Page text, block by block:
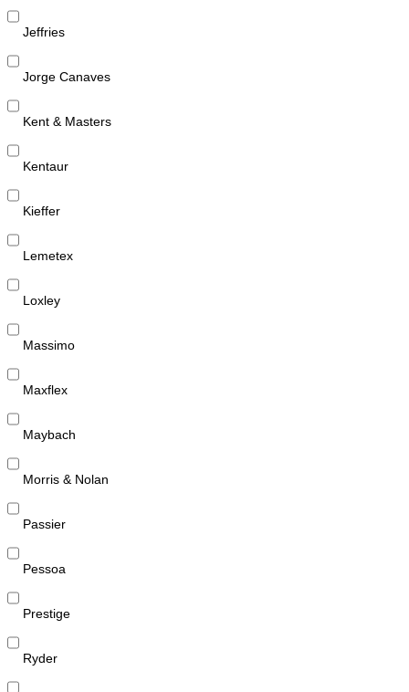
Jeffries
Jorge Canaves
Kent & Masters
Kentaur
Kieffer
Lemetex
Loxley
Massimo
Maxflex
Maybach
Morris & Nolan
Passier
Pessoa
Prestige
Ryder